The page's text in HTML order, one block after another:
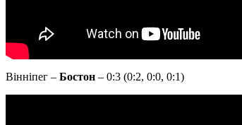
Вінніпег – Бостон – 0:3 (0:2, 0:0, 0:1)